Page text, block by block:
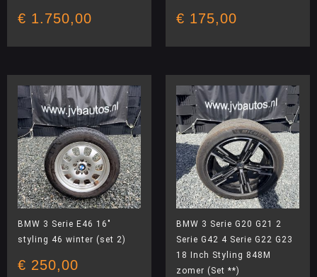
€ 1.750,00 € 175,00
BMW 3 Serie E46 16″
styling 46 winter (set 2)
€ 250,00
BMW 3 Serie G20 G21 2
Serie G42 4 Serie G22 G23
18 Inch Styling 848M
zomer (Set **)